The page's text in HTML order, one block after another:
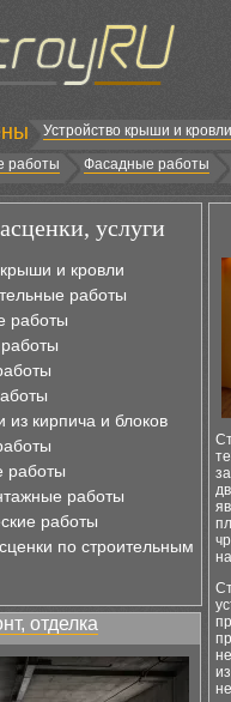
Устройство крыши и кровли
работы
Фасадные работы
услуги
и кровли
работы
работы
из кирпича и блоков
работы
работы
работы
по строительным
отделка